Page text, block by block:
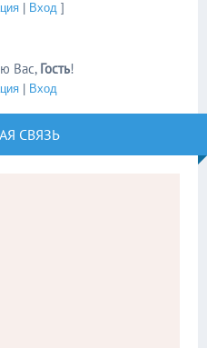
| Вход]
Вас, Гость!
| Вход
СВЯЗЬ